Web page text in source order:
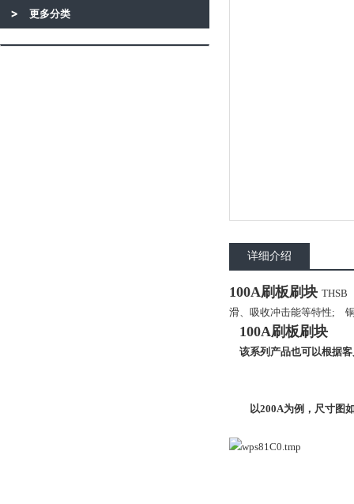
更多分类
详细介绍
100A刷板刷块 THSB
滑、吸收冲击能等特性; 铜
100A刷板刷块
该系列产品也可以根据客
以200A为例，尺寸图